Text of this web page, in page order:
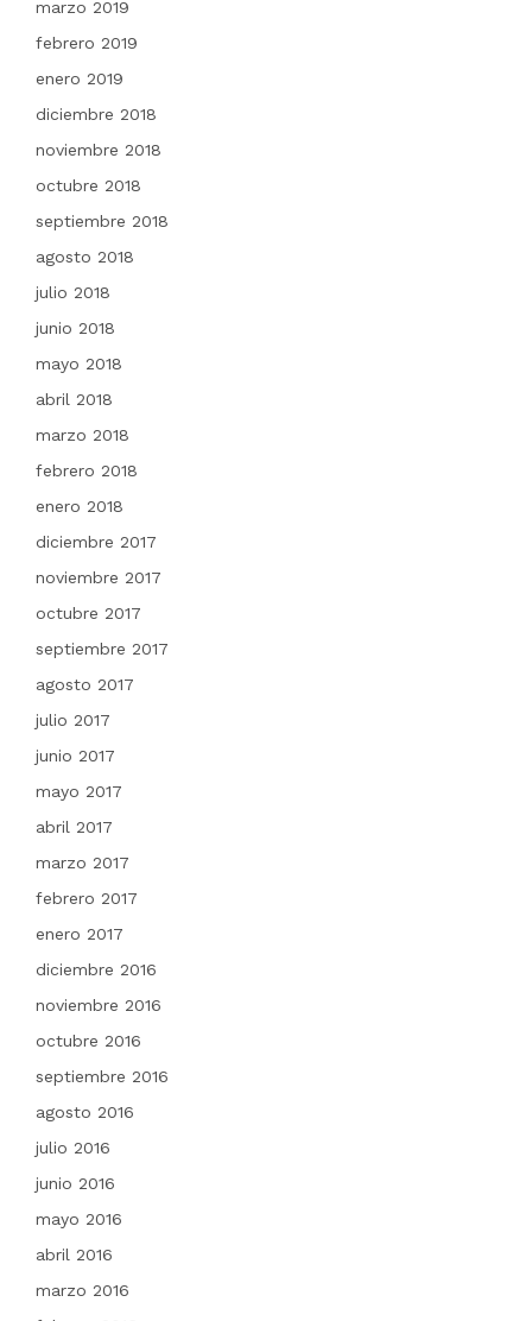
marzo 2019
febrero 2019
enero 2019
diciembre 2018
noviembre 2018
octubre 2018
septiembre 2018
agosto 2018
julio 2018
junio 2018
mayo 2018
abril 2018
marzo 2018
febrero 2018
enero 2018
diciembre 2017
noviembre 2017
octubre 2017
septiembre 2017
agosto 2017
julio 2017
junio 2017
mayo 2017
abril 2017
marzo 2017
febrero 2017
enero 2017
diciembre 2016
noviembre 2016
octubre 2016
septiembre 2016
agosto 2016
julio 2016
junio 2016
mayo 2016
abril 2016
marzo 2016